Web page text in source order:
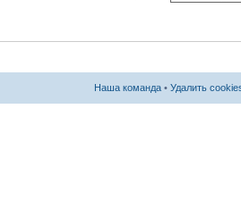
Наша команда • Удалить